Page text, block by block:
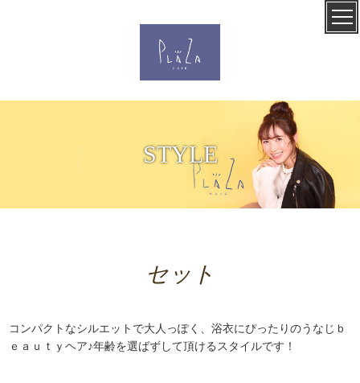
STYLE
セット
コンパクトなシルエットで大人っぽく、浴衣にぴったりのうなじｂ
ｅａｕｔｙヘア♪年齢を選ばずして頂けるスタイルです！